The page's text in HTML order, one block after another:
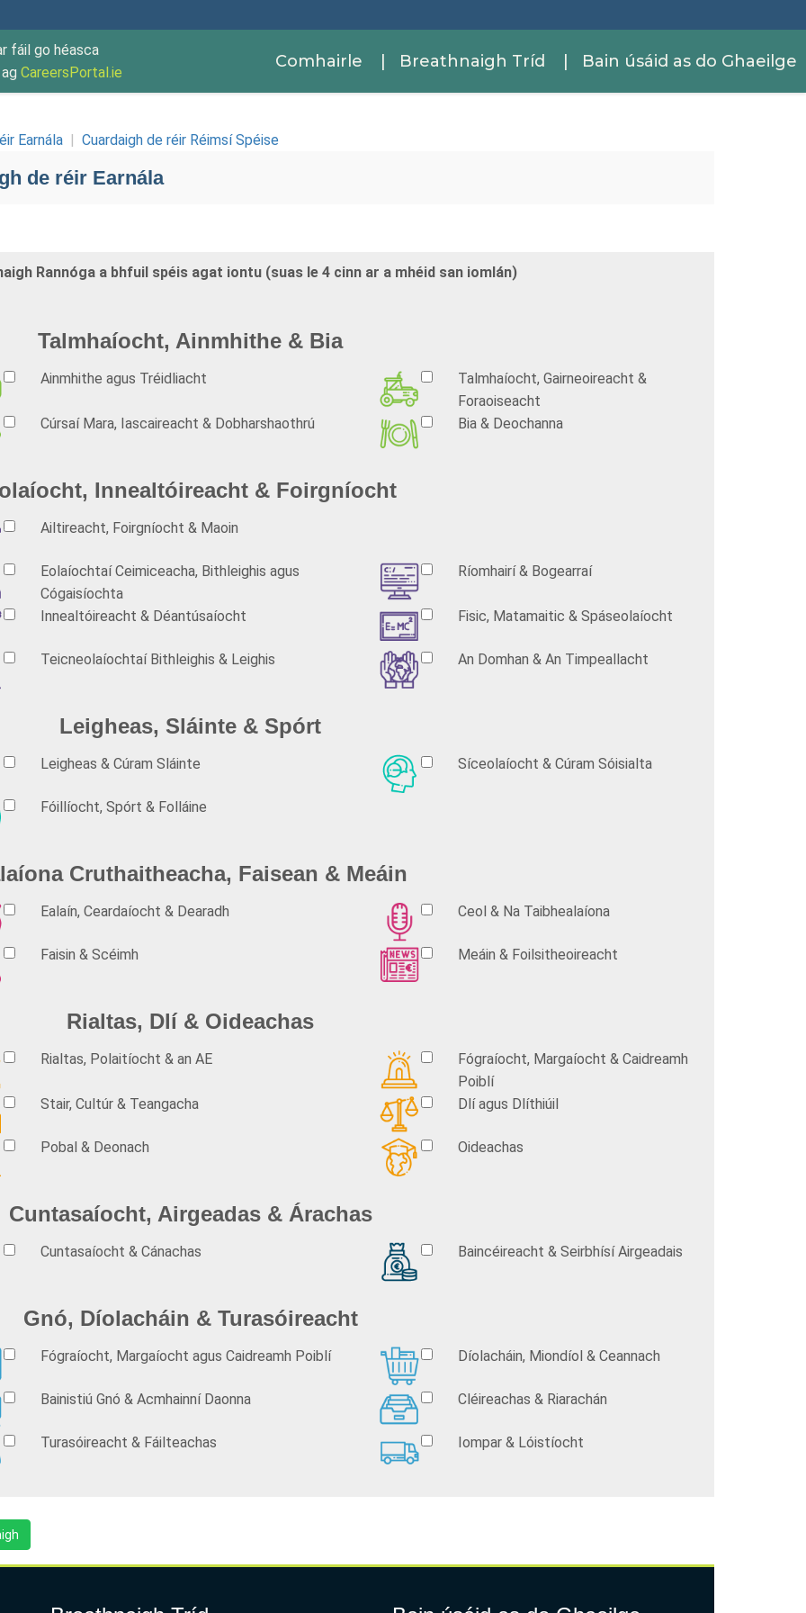
fáil go héasca
CareersPortal.ie
Comhairle | Breathnaigh Tríd | Bain úsáid as do Ghaeilge
Earnála Cuardaigh de réir Réimsí Spéise
de réir Earnála
Rannóga a bhfuil spéis agat iontu (suas le 4 cinn ar a mhéid san iomlán)
Talmhaíocht, Ainmhithe & Bia
Ainmhithe agus Tréidliacht
Talmhaíocht, Gairneoireacht &
Foraoiseacht
Cúrsaí Mara, Iascaireacht & Dobharshaothrú
Bia & Deochanna
Innealtóireacht & Foirgníocht
Ailtireacht, Foirgníocht & Maoin
Eolaíochtaí Ceimiceacha, Bithleighis agus
Cógaisíochta
Ríomhairí & Bogearraí
Innealtóireacht & Déantúsaíocht Fisic, Matamaitic & Spáseolaíocht
Teicneolaíochtaí Bithleighis & Leighis An Domhan & An Timpeallacht
Leigheas, Sláinte & Spórt
Leigheas & Cúram Sláinte Síceolaíocht & Cúram Sóisialta
Fóillíocht, Spórt & Folláine
Cruthaitheacha, Faisean & Meáin
Ealaín, Ceardaíocht & Dearadh Ceol & Na Taibhealaíona
Faisin & Scéimh Meáin & Foilsitheoireacht
Rialtas, Dlí & Oideachas
Rialtas, Polaitíocht & an AE
Fógraíocht, Margaíocht & Caidreamh
Poiblí
Stair, Cultúr & Teangacha
Dlí agus Dlíthiúil
Pobal & Deonach Oideachas
Cuntasaíocht, Airgeadas & Árachas
Cuntasaíocht & Cánachas Baincéireacht & Seirbhísí Airgeadais
Gnó, Díolacháin & Turasóireacht
Fógraíocht, Margaíocht agus Caidreamh Poiblí Díolacháin, Miondíol & Ceannach
Bainistiú Gnó & Acmhainní Daonna Cléireachas & Riarachán
Turasóireacht & Fáilteachas Iompar & Lóistíocht